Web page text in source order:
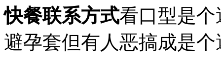
快餐联系方式看口型是个
避孕套但有人恶搞成是